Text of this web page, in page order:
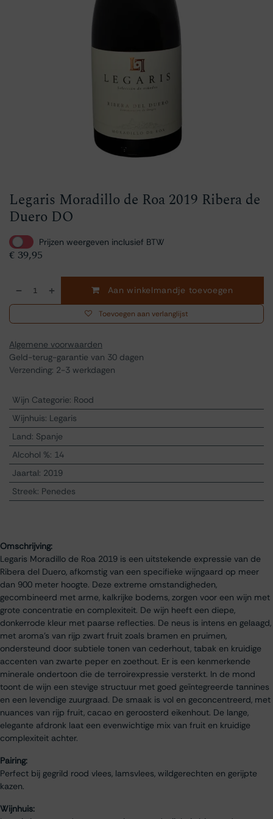
Legaris Moradillo de Roa 2019 Ribera de
Duero DO
Prijzen weergeven inclusief BTW
€ 39,95
Aan winkelmandje toevoegen
Toevoegen aan verlanglijst
Algemene voorwaarden
Geld-terug-garantie van 30 dagen
Verzending: 2-3 werkdagen
Wijn Categorie: Rood
Wijnhuis: Legaris
Land: Spanje
Alcohol %: 14
Jaartal: 2019
Streek: Penedes
Omschrijving:
Legaris Moradillo de Roa 2019 is een uitstekende expressie van de
Ribera del Duero, afkomstig van een specifieke wijngaard op meer
dan 900 meter hoogte. Deze extreme omstandigheden,
gecombineerd met arme, kalkrijke bodems, zorgen voor een wijn met
grote concentratie en complexiteit. De wijn heeft een diepe,
donkerrode kleur met paarse reflecties. De neus is intens en gelaagd,
met aroma’s van rijp zwart fruit zoals bramen en pruimen,
ondersteund door subtiele tonen van cederhout, tabak en kruidige
accenten van zwarte peper en zoethout. Er is een kenmerkende
minerale ondertoon die de terroirexpressie versterkt. In de mond
toont de wijn een stevige structuur met goed geïntegreerde tannines
en een levendige zuurgraad. De smaak is vol en geconcentreerd, met
nuances van rijp fruit, cacao en geroosterd eikenhout. De lange,
elegante afdronk laat een evenwichtige mix van fruit en kruidige
complexiteit achter.
Pairing:
Perfect bij gegrild rood vlees, lamsvlees, wildgerechten en gerijpte
kazen.
Wijnhuis: